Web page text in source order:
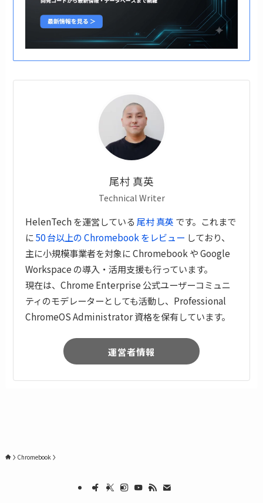
尾村 真英
Technical Writer
HelenTech を運営している 尾村 真英 です。これまで
に50 台以上の Chromebook をレビュー しており、
主に小規模事業者を対象に Chromebook や Google
Workspace の導入・活用支援も行っています。
現在は、Chrome Enterprise 公式ユーザーコミュニ
ティのモデレーターとしても活動し、Professional
ChromeOS Administrator 資格を保有しています。
運営者情報
Chromebook